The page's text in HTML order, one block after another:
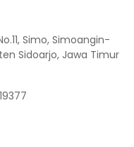
Simo, Simoangin-
Sidoarjo, Jawa Timur